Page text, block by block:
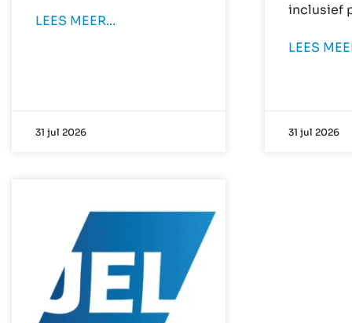
LEES MEER...
31 jul 2026
inclusief
LEES
31 jul 2026